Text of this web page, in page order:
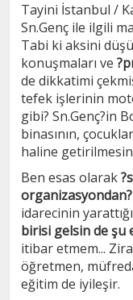
Tayini İstanbul /
Sn.Genç ile ilgili
Tabi ki aksini
konuşmaları ve
de dikkatimi
tefek işlerinin
gibi? Sn.Genç?in
binasının,
haline
Ben esas olarak
organizasyondan?
idarecinin
birisi gelsin de şu
itibar etmem...
öğretmen,
eğitim de iyileşir.